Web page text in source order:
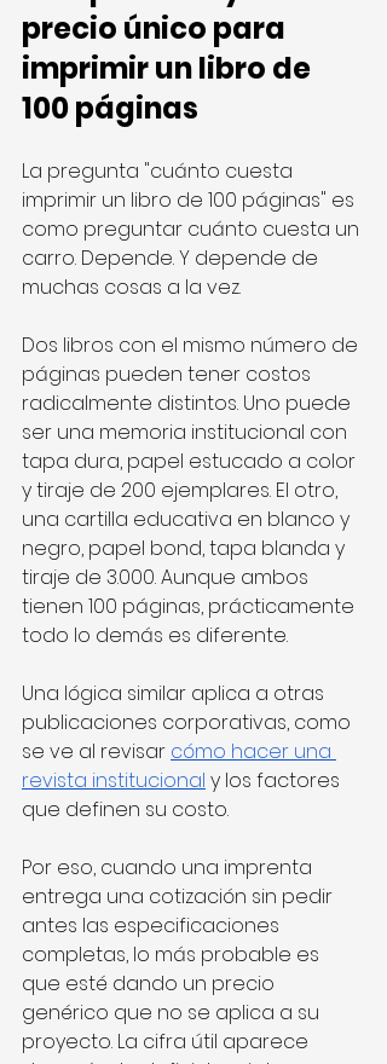
precio único para
imprimir un libro de
100 páginas
La pregunta "cuánto cuesta
imprimir un libro de 100 páginas" es
como preguntar cuánto cuesta un
carro. Depende. Y depende de
muchas cosas a la vez.
Dos libros con el mismo número de
páginas pueden tener costos
radicalmente distintos. Uno puede
ser una memoria institucional con
tapa dura, papel estucado a color
y tiraje de 200 ejemplares. El otro,
una cartilla educativa en blanco y
negro, papel bond, tapa blanda y
tiraje de 3.000. Aunque ambos
tienen 100 páginas, prácticamente
todo lo demás es diferente.
Una lógica similar aplica a otras
publicaciones corporativas, como
se ve al revisar cómo hacer una
revista institucional y los factores
que definen su costo.
Por eso, cuando una imprenta
entrega una cotización sin pedir
antes las especificaciones
completas, lo más probable es
que esté dando un precio
genérico que no se aplica a su
proyecto. La cifra útil aparece